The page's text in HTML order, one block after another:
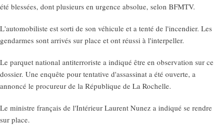
été blessées, dont plusieurs en urgence absolue, selon BFMTV.
L'automobiliste est sorti de son véhicule et a tenté de l'incendier. Les
gendarmes sont arrivés sur place et ont réussi à l'interpeller.
Le parquet national antiterroriste a indiqué être en observation sur ce
dossier. Une enquête pour tentative d'assassinat a été ouverte, a
annoncé le procureur de la République de La Rochelle.
Le ministre français de l'Intérieur Laurent Nunez a indiqué se rendre
sur place.